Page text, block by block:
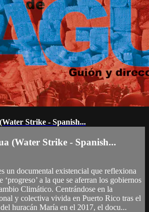
Strike - Spanish...
(Water Strike - Spanish...
un documental existencial que reflexiona
‘progreso’ a la que se aferran los gobiernos
Climático. Centrándose en la
y colectiva vivida en Puerto Rico tras el
huracán María en el 2017, el docu...